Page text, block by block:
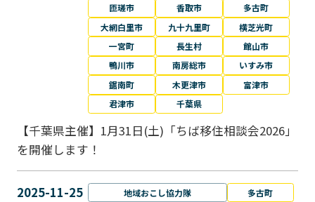
匝瑳市
香取市
多古町
大網白里市
九十九里町
横芝光町
一宮町
長生村
館山市
鴨川市
南房総市
いすみ市
鋸南町
木更津市
富津市
君津市
千葉県
【千葉県主催】1月31日(土)「ちば移住相談会2026」
を開催します！
2025-11-25 地域おこし協力隊 多古町